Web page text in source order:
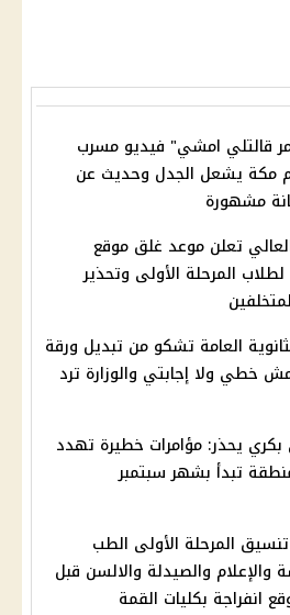
قالتلي امشي" فيديو مسرب
أم مكة يشعل الجدل وحديث عن
مشهورة
تعلن موعد غلق موقع
المرحلة الأولى وتحذير
العامة تشكو من تبديل ورقة
مش خطي ولا إجابتي والوزارة ترد
يحذر: مؤامرات خطيرة تهدد
تبدأ بشهر سبتمبر
المرحلة الأولى الطب
والإعلام والصيدلة والالسن قبل
انفراجة بكليات القمة